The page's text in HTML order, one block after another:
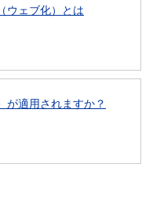
ウェブ化）とは
が適用されますか？